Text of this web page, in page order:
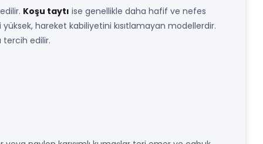
Koşu taytı ise genellikle daha hafif ve nefes
yüksek, hareket kabiliyetini kısıtlamayan modellerdir.
tercih edilir.